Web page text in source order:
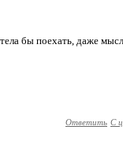
бы поехать, даже
Ответить С